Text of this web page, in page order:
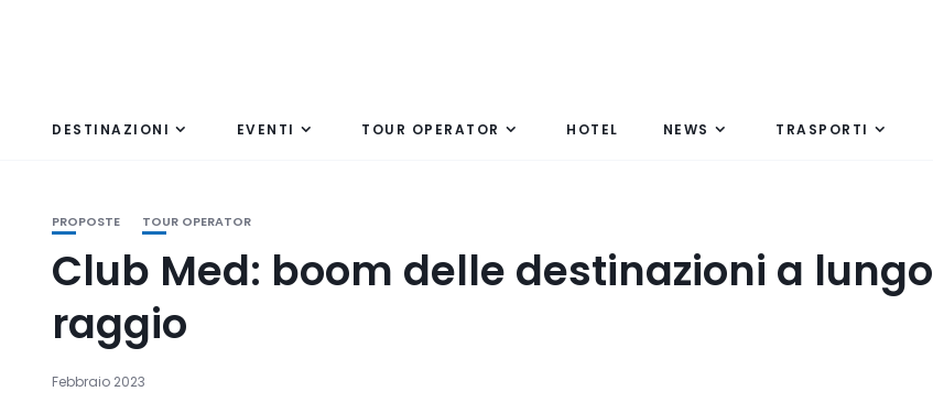
DESTINAZIONI EVENTI TOUR OPERATOR HOTEL NEWS TRASPORTI
PROPOSTE TOUR OPERATOR
Club Med: boom delle destinazioni a lungo
raggio
Febbraio 2023